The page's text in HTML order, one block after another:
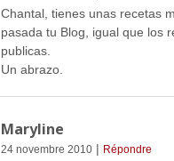
Chantal, tienes unas recetas
pasada tu Blog, igual que los
publicas.
Un abrazo.
Maryline
24 novembre 2010| Répondre